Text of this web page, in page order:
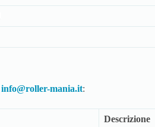
info@roller-mania.it:
Descrizione